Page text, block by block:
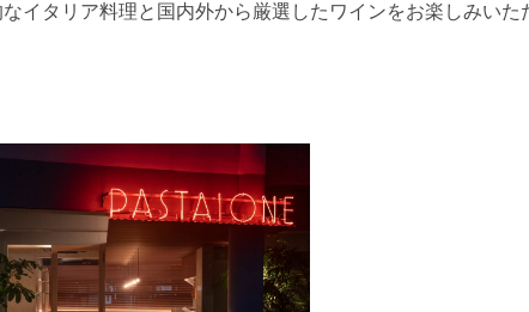
イタリア料理と国内外から厳選したワインをお楽しみいた